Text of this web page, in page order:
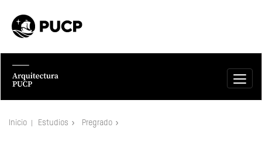
Inicio Estudios Pregrado